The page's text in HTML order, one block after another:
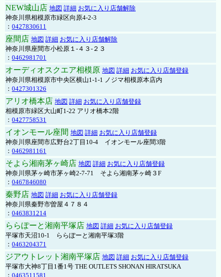
NEW城山店 地図 詳細 お気に入り店舗解除
神奈川県相模原市緑区向原4-2-3
： 0427830611
座間店 地図 詳細 お気に入り店舗解除
神奈川県座間市小松原１-４３-２３
： 0462981701
オーディオスクエア相模原 地図 詳細 お気に入り店舗登録
神奈川県相模原市中央区横山1-1-1 ノジマ相模原本店内
： 0427301326
アリオ橋本店 地図 詳細 お気に入り店舗登録
相模原市緑区大山町1-22 アリオ橋本2階
： 0427758531
イオンモール座間 地図 詳細 お気に入り店舗登録
神奈川県座間市広野台2丁目10-4 イオンモール座間3階
： 0462981161
そよら湘南茅ヶ崎店 地図 詳細 お気に入り店舗登録
神奈川県茅ヶ崎市茅ヶ崎2‐7‐71 そよら湘南茅ヶ崎３F
： 0467846080
秦野店 地図 詳細 お気に入り店舗登録
神奈川県秦野市曽屋４７８４
： 0463831214
ららぽーと湘南平塚店 地図 詳細 お気に入り店舗登録
平塚市天沼10-1 ららぽーと湘南平塚3階
： 0463204371
ジアウトレット湘南平塚店 地図 詳細 お気に入り店舗登録
平塚市大神8丁目1番1号 THE OUTLETS SHONAN HIRATSUKA
： 0463511581